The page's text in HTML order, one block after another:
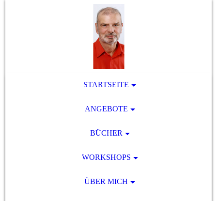
STARTSEITE
ANGEBOTE
BÜCHER
WORKSHOPS
ÜBER MICH